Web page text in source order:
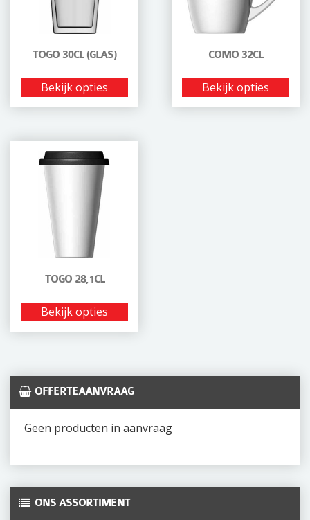
TOGO 30CL (GLAS)
Bekijk opties
COMO 32CL
Bekijk opties
TOGO 28,1CL
Bekijk opties
OFFERTEAANVRAAG
Geen producten in aanvraag
ONS ASSORTIMENT